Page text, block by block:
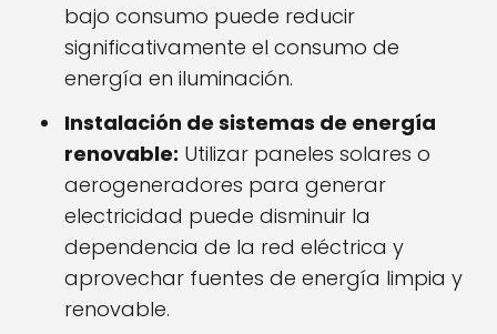
bajo consumo puede reducir
significativamente el consumo de
energía en iluminación.
Instalación de sistemas de energía
renovable: Utilizar paneles solares o
aerogeneradores para generar
electricidad puede disminuir la
dependencia de la red eléctrica y
aprovechar fuentes de energía limpia y
renovable.